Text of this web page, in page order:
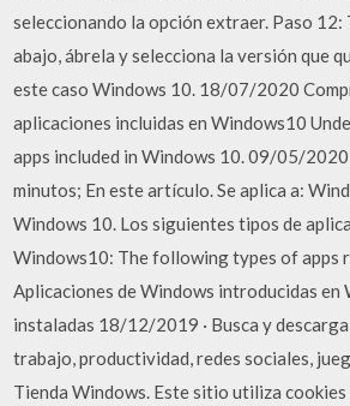
seleccionando la opción extraer. Paso 12:
abajo, ábrela y selecciona la versión que
este caso Windows 10. 18/07/2020
aplicaciones incluidas en Windows10
apps included in Windows 10. 09/05/
minutos; En este artículo. Se aplica a:
Windows 10. Los siguientes tipos de
Windows10: The following types of apps
Aplicaciones de Windows introducidas en
instaladas 18/12/2019 · Busca y
trabajo, productividad, redes sociales,
Tienda Windows. Este sitio utiliza cookies